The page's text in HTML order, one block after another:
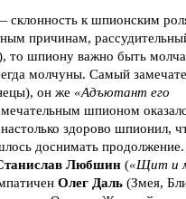
склонность к шпионским
причинам,
то шпиону важно быть
молчуны. Самый
он же «Адъютант его
шпионом
здорово шпионил,
доснимать
Любшин («Щит и
Олег Даль (Змея,